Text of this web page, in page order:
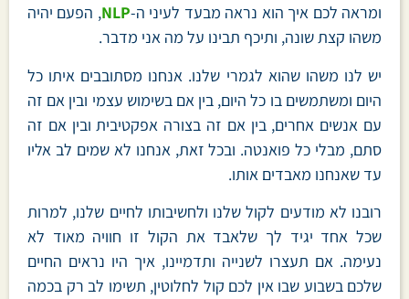
ומראה לכם איך הוא נראה מבעד לעיני ה-NLP, הפעם יהיה
משהו קצת שונה, ותיכף תבינו על מה אני מדבר.
יש לנו משהו שהוא לגמרי שלנו. אנחנו מסתובבים איתו כל
היום ומשתמשים בו כל היום, בין אם בשימוש עצמי ובין אם זה
עם אנשים אחרים, בין אם זה בצורה אפקטיבית ובין אם זה
סתם, מבלי כל פואנטה. ובכל זאת, אנחנו לא שמים לב אליו
עד שאנחנו מאבדים אותו.
רובנו לא מודעים לקול שלנו ולחשיבותו לחיים שלנו, למרות
שכל אחד יגיד לך שלאבד את הקול זו חוויה מאוד לא
נעימה. אם תעצרו לשנייה ותדמיינו, איך היו נראים החיים
שלכם בשבוע שבו אין לכם קול לחלוטין, תשימו לב רק בכמה